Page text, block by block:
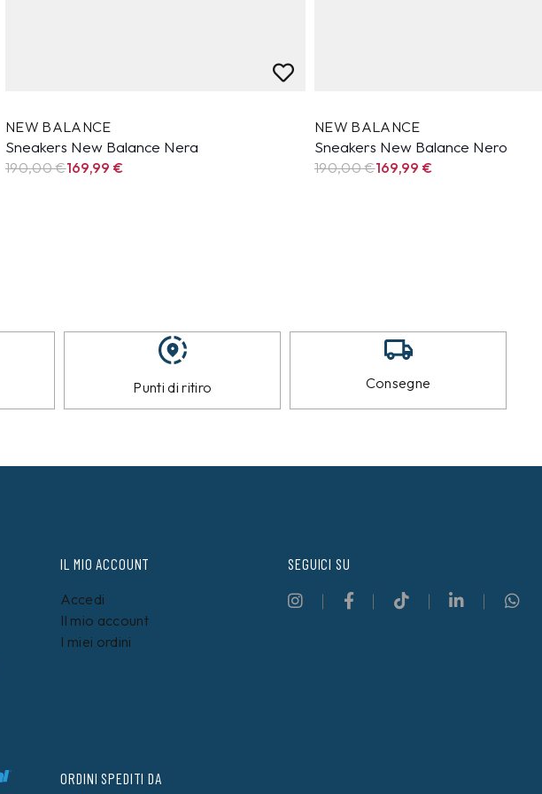
NEW BALANCE
Sneakers New Balance Nera
190,00 €169,99€
NEW BALANCE
Sneakers New Balance Nero
190,00 €169,99€
Punti di ritiro Consegne
IL MIO ACCOUNT
Accedi
Il mio account
I miei ordini
ORDINI SPEDITI DA
SEGUICI SU